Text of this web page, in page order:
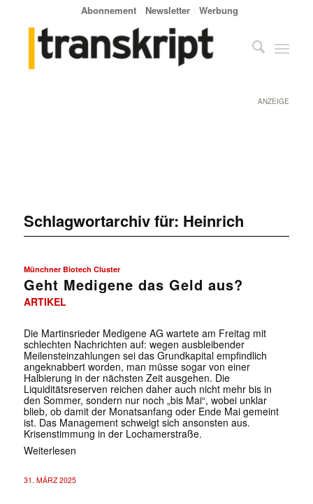
Abonnement Newsletter Werbung
ANZEIGE
Schlagwortarchiv für: Heinrich
Münchner Biotech Cluster
Geht Medigene das Geld aus?
ARTIKEL
Die Martinsrieder Medigene AG wartete am Freitag mit
schlechten Nachrichten auf: wegen ausbleibender
Meilensteinzahlungen sei das Grundkapital empfindlich
angeknabbert worden, man müsse sogar von einer
Halbierung in der nächsten Zeit ausgehen. Die
Liquiditätsreserven reichen daher auch nicht mehr bis in
den Sommer, sondern nur noch „bis Mai“, wobei unklar
blieb, ob damit der Monatsanfang oder Ende Mai gemeint
ist. Das Management schweigt sich ansonsten aus.
Krisenstimmung in der Lochamerstraße.
Weiterlesen
31. MÄRZ 2025